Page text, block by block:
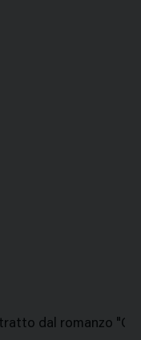
dal romanzo